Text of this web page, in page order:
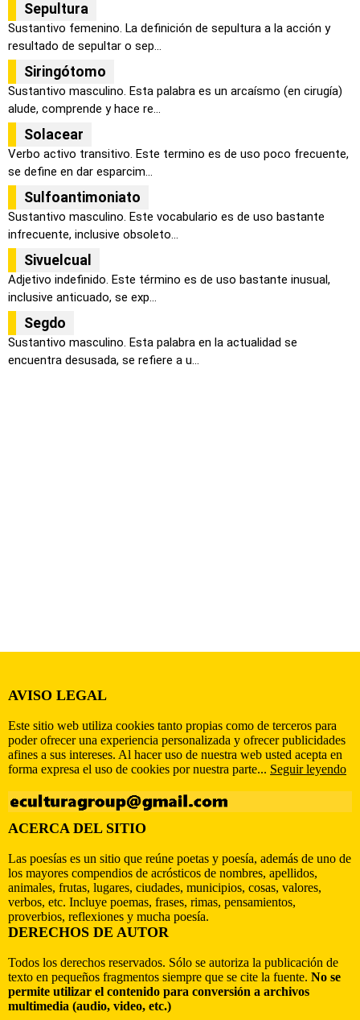
Sepultura
Sustantivo femenino. La definición de sepultura a la acción y
resultado de sepultar o sep...
Siringótomo
Sustantivo masculino. Esta palabra es un arcaísmo (en cirugía)
alude, comprende y hace re...
Solacear
Verbo activo transitivo. Este termino es de uso poco frecuente,
se define en dar esparcim...
Sulfoantimoniato
Sustantivo masculino. Este vocabulario es de uso bastante
infrecuente, inclusive obsoleto...
Sivuelcual
Adjetivo indefinido. Este término es de uso bastante inusual,
inclusive anticuado, se exp...
Segdo
Sustantivo masculino. Esta palabra en la actualidad se
encuentra desusada, se refiere a u...
AVISO LEGAL
Este sitio web utiliza cookies tanto propias como de terceros para
poder ofrecer una experiencia personalizada y ofrecer publicidades
afines a sus intereses. Al hacer uso de nuestra web usted acepta en
forma expresa el uso de cookies por nuestra parte... Seguir leyendo
ACERCA DEL SITIO
Las poesías es un sitio que reúne poetas y poesía, además de uno de
los mayores compendios de acrósticos de nombres, apellidos,
animales, frutas, lugares, ciudades, municipios, cosas, valores,
verbos, etc. Incluye poemas, frases, rimas, pensamientos,
proverbios, reflexiones y mucha poesía.
DERECHOS DE AUTOR
Todos los derechos reservados. Sólo se autoriza la publicación de
texto en pequeños fragmentos siempre que se cite la fuente. No se
permite utilizar el contenido para conversión a archivos
multimedia (audio, video, etc.)